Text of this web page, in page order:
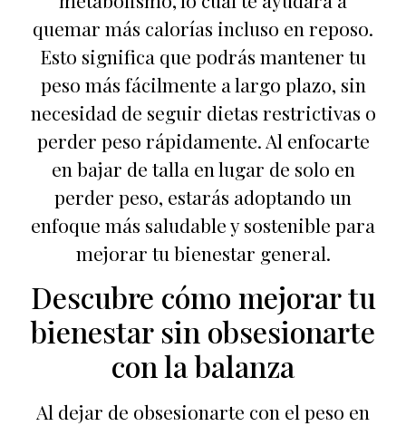
quemar más calorías incluso en reposo.
Esto significa que podrás mantener tu
peso más fácilmente a largo plazo, sin
necesidad de seguir dietas restrictivas o
perder peso rápidamente. Al enfocarte
en bajar de talla en lugar de solo en
perder peso, estarás adoptando un
enfoque más saludable y sostenible para
mejorar tu bienestar general.
Descubre cómo mejorar tu
bienestar sin obsesionarte
con la balanza
Al dejar de obsesionarte con el peso en